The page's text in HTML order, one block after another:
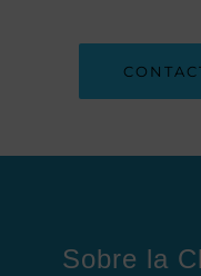
Sobre la